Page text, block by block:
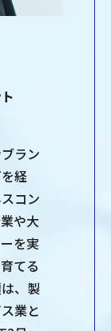
ラン
経
コン
や大
を実
てる
、製
業と